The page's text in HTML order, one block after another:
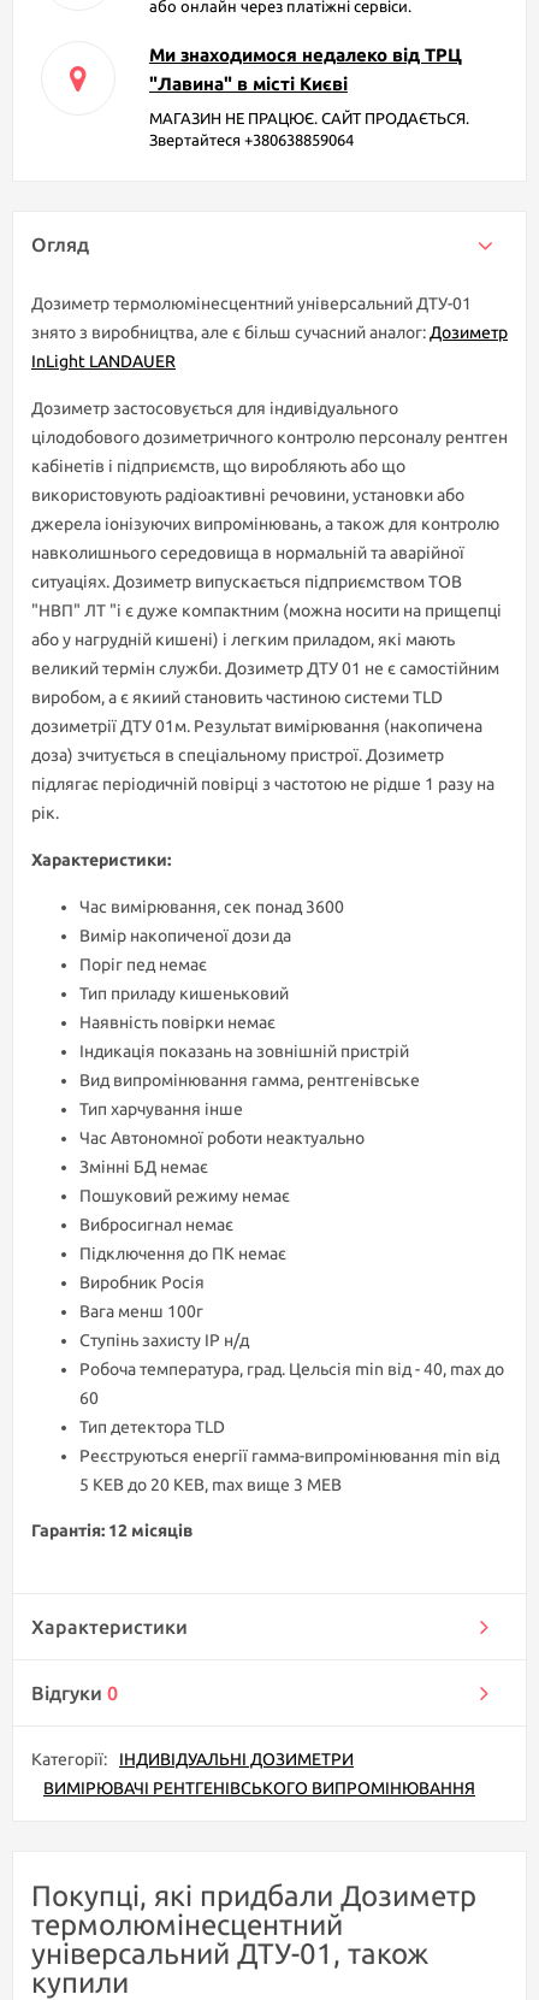
або онлайн через платіжні сервіси.
Ми знаходимося недалеко від ТРЦ
"Лавина" в місті Києві
МАГАЗИН НЕ ПРАЦЮЄ. САЙТ ПРОДАЄТЬСЯ.
Звертайтеся +380638859064
Огляд
Дозиметр термолюмінесцентний універсальний ДТУ-01
знято з виробництва, але є більш сучасний аналог:Дозиметр
InLight LANDAUER
Дозиметр застосовується для індивідуального
цілодобового дозиметричного контролю персоналу рентген
кабінетів і підприємств, що виробляють або що
використовують радіоактивні речовини, установки або
джерела іонізуючих випромінювань, а також для контролю
навколишнього середовища в нормальній та аварійної
ситуаціях. Дозиметр випускається підприємством ТОВ
"НВП" ЛТ "і є дуже компактним (можна носити на прищепці
або у нагрудній кишені) і легким приладом, які мають
великий термін служби. Дозиметр ДТУ 01 не є самостійним
виробом, а є якиий становить частиною системи TLD
дозиметрії ДТУ 01м. Результат вимірювання (накопичена
доза) зчитується в спеціальному пристрої. Дозиметр
підлягає періодичній повірці з частотою не рідше 1 разу на
рік.
Характеристики:
Час вимірювання, сек понад 3600
Вимір накопиченої дози да
Поріг пед немає
Тип приладу кишеньковий
Наявність повірки немає
Індикація показань на зовнішній пристрій
Вид випромінювання гамма, рентгенівське
Тип харчування інше
Час Автономної роботи неактуально
Змінні БД немає
Пошуковий режиму немає
Вибросигнал немає
Підключення до ПК немає
Виробник Росія
Вага менш 100г
Ступінь захисту IP н/д
Робоча температура, град. Цельсія min від - 40, max до
60
Тип детектора TLD
Реєструються енергії гамма-випромінювання min від
5 КЕВ до 20 КЕВ, max вище 3 МЕВ
Гарантія: 12 місяців
Характеристики
Відгуки 0
Категорії:
ІНДИВІДУАЛЬНІ ДОЗИМЕТРИ
ВИМІРЮВАЧІ РЕНТГЕНІВСЬКОГО ВИПРОМІНЮВАННЯ
Покупці, які придбали Дозиметр
термолюмінесцентний
універсальний ДТУ-01, також
купили